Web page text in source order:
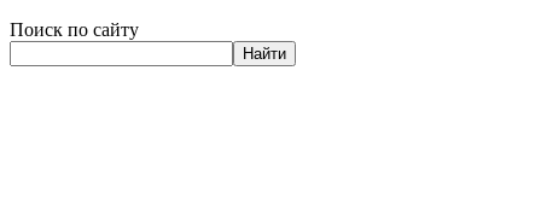
Поиск по сайту
Найти